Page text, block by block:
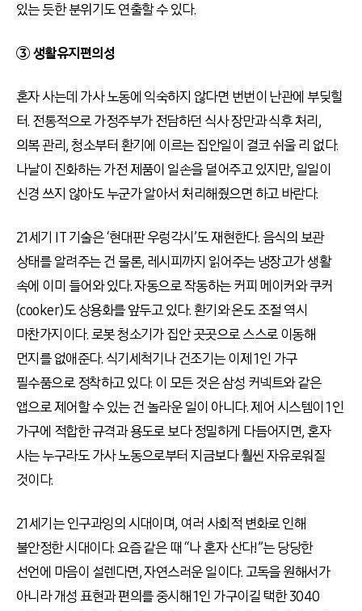
있는 듯한 분위기도 연출할 수 있다.
③ 생활유지편의성
혼자 사는데 가사 노동에 익숙하지 않다면 번번이 난관에 부딪힐
터. 전통적으로 가정주부가 전담하던 식사 장만과 식후 처리,
의복 관리, 청소부터 환기에 이르는 집안일이 결코 쉬울 리 없다.
나날이 진화하는 가전 제품이 일손을 덜어주고 있지만, 일일이
신경 쓰지 않아도 누군가 알아서 처리해줬으면 하고 바란다.
21세기 IT 기술은 ‘현대판 우렁각시’도 재현한다. 음식의 보관
상태를 알려주는 건 물론, 레시피까지 읽어주는 냉장고가 생활
속에 이미 들어와 있다. 자동으로 작동하는 커피 메이커와 쿠커
(cooker)도 상용화를 앞두고 있다. 환기와 온도 조절 역시
마찬가지이다. 로봇 청소기가 집안 곳곳으로 스스로 이동해
먼지를 없애준다. 식기세척기나 건조기는 이제 1인 가구
필수품으로 정착하고 있다. 이 모든 것은 삼성 커넥트와 같은
앱으로 제어할 수 있는 건 놀라운 일이 아니다. 제어 시스템이 1인
가구에 적합한 규격과 용도로 보다 정밀하게 다듬어지면, 혼자
사는 누구라도 가사 노동으로부터 지금보다 훨씬 자유로워질
것이다.
21세기는 인구과잉의 시대이며, 여러 사회적 변화로 인해
불안정한 시대이다. 요즘 같은 때 “나 혼자 산다!”는 당당한
선언에 마음이 설렌다면, 자연스러운 일이다. 고독을 원해서가
아니라 개성 표현과 편의를 중시해 1인 가구이길 택한 3040